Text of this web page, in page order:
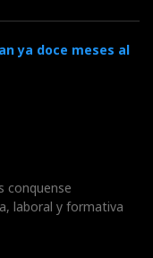
ya doce meses al
conquense
laboral y formativa